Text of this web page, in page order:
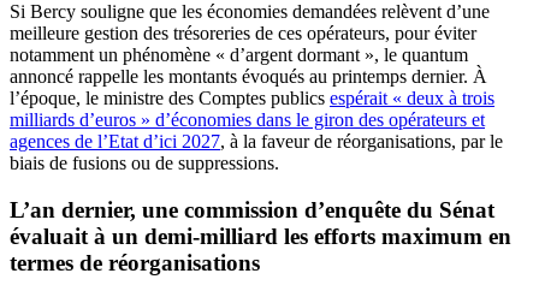
Si Bercy souligne que les économies demandées relèvent d’une
meilleure gestion des trésoreries de ces opérateurs, pour éviter
notamment un phénomène « d’argent dormant », le quantum
annoncé rappelle les montants évoqués au printemps dernier. À
l’époque, le ministre des Comptes publics espérait « deux à trois
milliards d’euros » d’économies dans le giron des opérateurs et
agences de l’Etat d’ici 2027, à la faveur de réorganisations, par le
biais de fusions ou de suppressions.
L’an dernier, une commission d’enquête du Sénat
évaluait à un demi-milliard les efforts maximum en
termes de réorganisations